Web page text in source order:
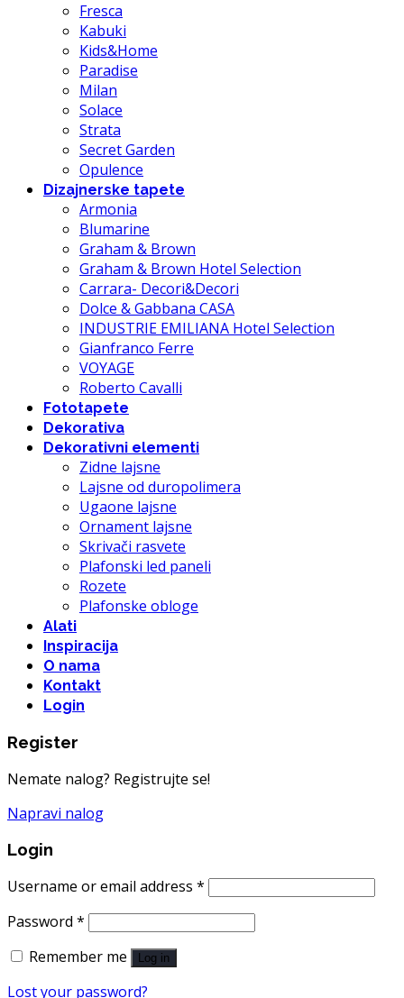
Fresca
Kabuki
Kids&Home
Paradise
Milan
Solace
Strata
Secret Garden
Opulence
Dizajnerske tapete
Armonia
Blumarine
Graham & Brown
Graham & Brown Hotel Selection
Carrara- Decori&Decori
Dolce & Gabbana CASA
INDUSTRIE EMILIANA Hotel Selection
Gianfranco Ferre
VOYAGE
Roberto Cavalli
Fototapete
Dekorativa
Dekorativni elementi
Zidne lajsne
Lajsne od duropolimera
Ugaone lajsne
Ornament lajsne
Skrivači rasvete
Plafonski led paneli
Rozete
Plafonske obloge
Alati
Inspiracija
O nama
Kontakt
Login
Register
Nemate nalog? Registrujte se!
Napravi nalog
Login
Username or email address *
Password *
Remember me
Log in
Lost your password?